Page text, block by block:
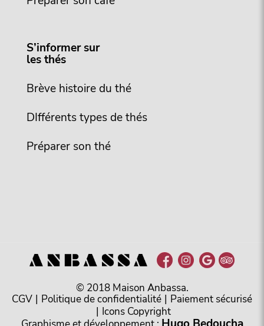
S’informer sur
les thés
Brève histoire du thé
DIfférents types de thés
Préparer son thé
© 2018 Maison Anbassa.
CGV | Politique de confidentialité | Paiement sécurisé
| Icons Copyright